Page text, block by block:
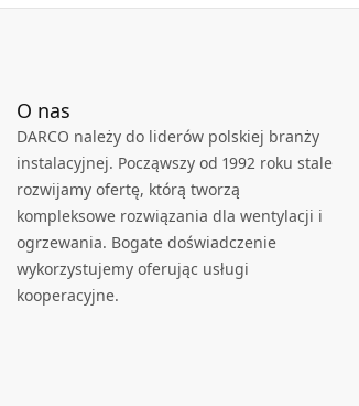
O nas
DARCO należy do liderów polskiej branży
instalacyjnej. Począwszy od 1992 roku stale
rozwijamy ofertę, którą tworzą
kompleksowe rozwiązania dla wentylacji i
ogrzewania. Bogate doświadczenie
wykorzystujemy oferując usługi
kooperacyjne.